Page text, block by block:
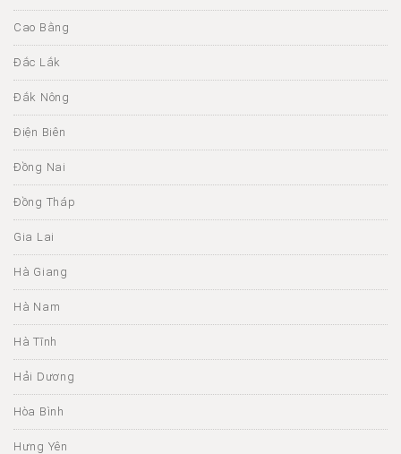
Cao Bằng
Đắc Lắk
Đắk Nông
Điện Biên
Đồng Nai
Đồng Tháp
Gia Lai
Hà Giang
Hà Nam
Hà Tĩnh
Hải Dương
Hòa Bình
Hưng Yên